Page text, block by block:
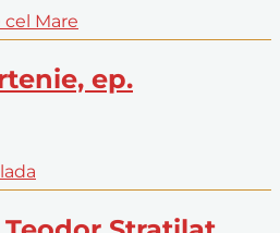
cel Mare
ep.